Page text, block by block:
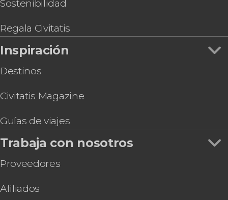
Hidalgo + Grutas de Tolantongo
Experiencia temazcal en Aldea Tonantzin
Tour en bicicleta eléctrica por Ciudad de México
Sostenibilidad
Regala Civitatis
Inspiración
Destinos
Civitatis Magazine
Guías de viajes
Trabaja con nosotros
Proveedores
Afiliados